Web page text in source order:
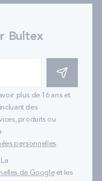
Bultex
S'INSCRIRE
plus de 16 ans et
des
produits ou
personnelles.
de Googleet les